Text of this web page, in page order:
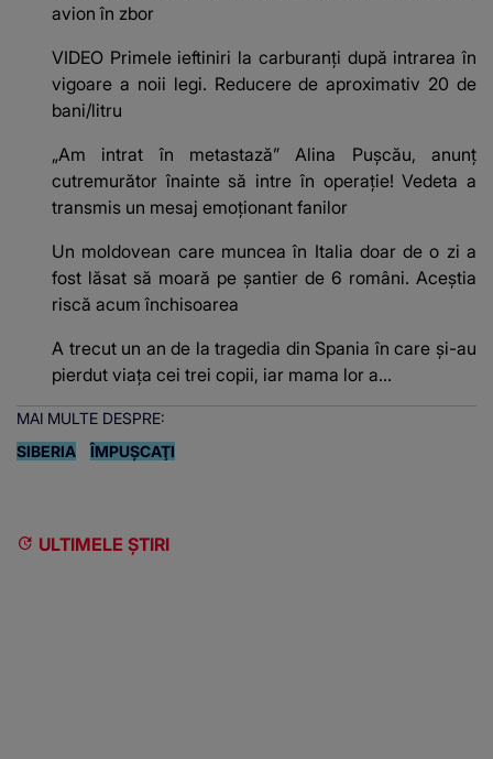
avion în zbor
VIDEO Primele ieftiniri la carburanți după intrarea în
vigoare a noii legi. Reducere de aproximativ 20 de
bani/litru
„Am intrat în metastază” Alina Pușcău, anunț
cutremurător înainte să intre în operație! Vedeta a
transmis un mesaj emoționant fanilor
Un moldovean care muncea în Italia doar de o zi a
fost lăsat să moară pe şantier de 6 români. Aceștia
riscă acum închisoarea
A trecut un an de la tragedia din Spania în care și-au
pierdut viața cei trei copii, iar mama lor a…
MAI MULTE DESPRE:
SIBERIA
ÎMPUŞCAŢI
ULTIMELE ȘTIRI